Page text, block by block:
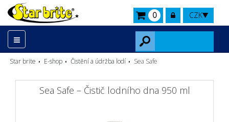
CZK
0
Star brite E-shop Čistění a údržba lodí Sea Safe
Sea Safe – Čistič lodního dna 950 ml